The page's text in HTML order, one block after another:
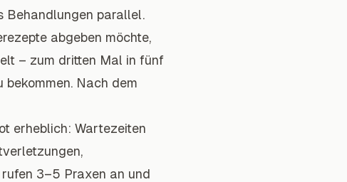
Behandlungen parallel.
abgeben möchte,
– zum dritten Mal in fünf
Nach dem
erheblich: Wartezeiten
3–5 Praxen an und